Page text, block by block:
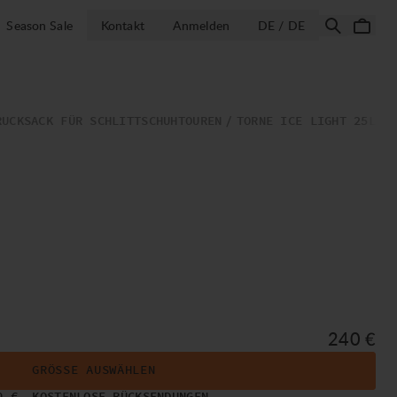
Season Sale Kontakt Anmelden DE / DE LAND
Preis:
240 €
GRÖSSE AUSWÄHLEN